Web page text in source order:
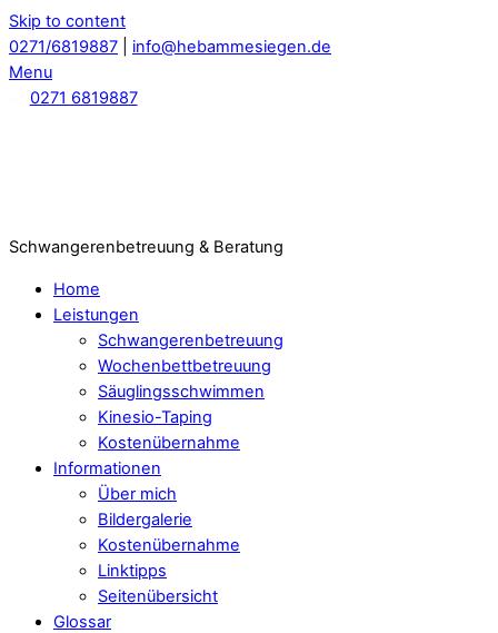
Skip to content
0271/6819887
info@hebammesiegen.de
Menu
0271 6819887
Schwangerenbetreuung & Beratung
Home
Leistungen
Schwangerenbetreuung
Wochenbettbetreuung
Säuglingsschwimmen
Kinesio-Taping
Kostenübernahme
Informationen
Über mich
Bildergalerie
Kostenübernahme
Linktipps
Seitenübersicht
Glossar